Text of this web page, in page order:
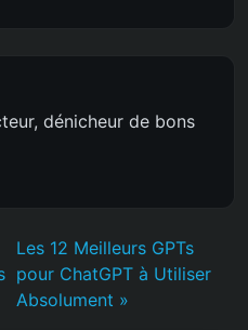
dénicheur de bons
Les 12 Meilleurs GPTs
pour ChatGPT à Utiliser
Absolument »